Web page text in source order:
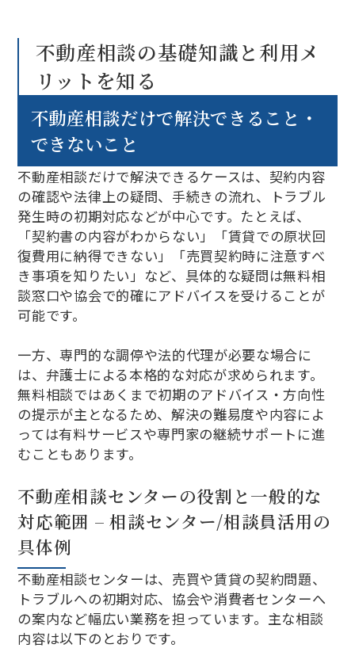
不動産相談の基礎知識と利用メ
リットを知る
不動産相談だけで解決できること・
できないこと
不動産相談だけで解決できるケースは、契約内容
の確認や法律上の疑問、手続きの流れ、トラブル
発生時の初期対応などが中心です。たとえば、
「契約書の内容がわからない」「賃貸での原状回
復費用に納得できない」「売買契約時に注意すべ
き事項を知りたい」など、具体的な疑問は無料相
談窓口や協会で的確にアドバイスを受けることが
可能です。
一方、専門的な調停や法的代理が必要な場合に
は、弁護士による本格的な対応が求められます。
無料相談ではあくまで初期のアドバイス・方向性
の提示が主となるため、解決の難易度や内容によ
っては有料サービスや専門家の継続サポートに進
むこともあります。
不動産相談センターの役割と一般的な
対応範囲 – 相談センター/相談員活用の
具体例
不動産相談センターは、売買や賃貸の契約問題、
トラブルへの初期対応、協会や消費者センターへ
の案内など幅広い業務を担っています。主な相談
内容は以下のとおりです。